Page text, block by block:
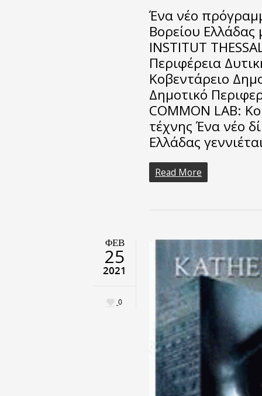
Ένα νέο
Βορείου Ελλάδας
INSTITUT
Περιφέρεια
Κοβεντάρειο
Δημοτικό
COMMON LAB:
τέχνης Ένα νέο
Ελλάδας
Read More
ΦΕΒ
25
2021
0